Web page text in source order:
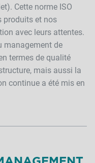
Cette norme ISO
produits et nos
avec leurs attentes.
management de
termes de qualité
mais aussi la
continue a été mis en